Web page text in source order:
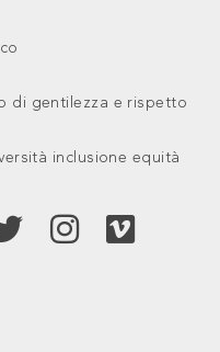
di gentilezza e rispetto
inclusione equità